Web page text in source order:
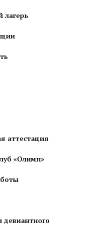
лагерь
аттестация
«Олимп»
девиантного